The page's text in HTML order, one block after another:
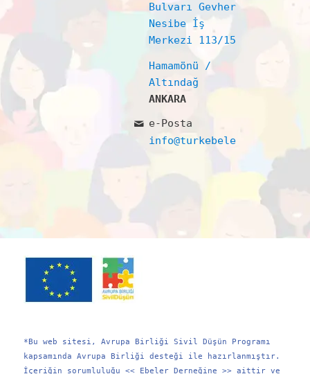
Bulvarı Gevher
Nesibe İş
Merkezi 113/15
Hamamönü /
Altındağ
ANKARA
e-Posta
*Bu web sitesi, Avrupa Birliği Sivil Düşün Programı
kapsamında Avrupa Birliği desteği ile hazırlanmıştır.
İçeriğin sorumluluğu << Ebeler Derneğine >> aittir ve